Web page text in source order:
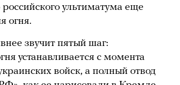
ультиматума еще
огня.
звучит пятый шаг:
устанавливается с момента
войск, а полный отвод